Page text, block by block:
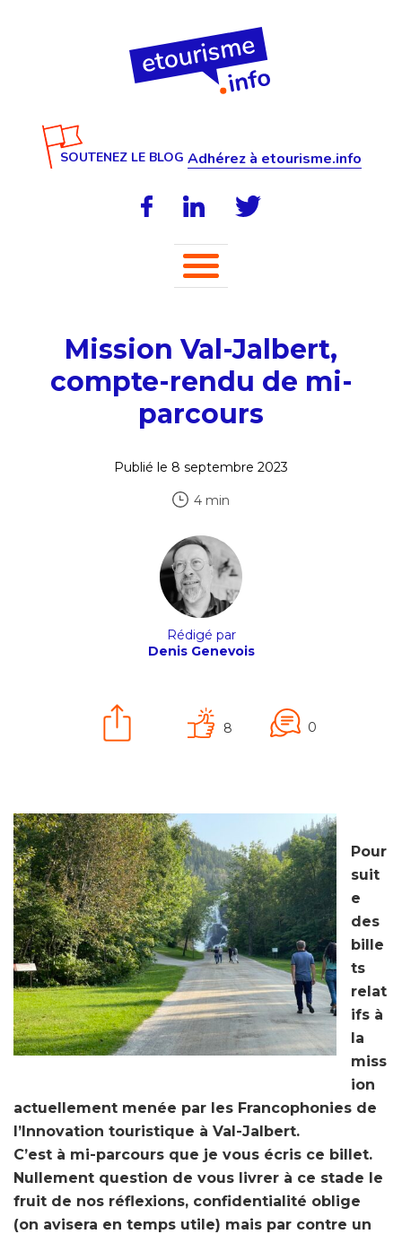
SOUTENEZ LE BLOG Adhérez à etourisme.info
Mission Val-Jalbert,
compte-rendu de mi-
parcours
Publié le 8 septembre 2023
4 min
Rédigé par
Denis Genevois
8 0
Pour
suit
e
des
bille
ts
relat
ifs à
la
miss
ion
actuellement menée par les Francophonies de
l’Innovation touristique à Val-Jalbert.
C’est à mi-parcours que je vous écris ce billet.
Nullement question de vous livrer à ce stade le
fruit de nos réflexions, confidentialité oblige
(on avisera en temps utile) mais par contre un